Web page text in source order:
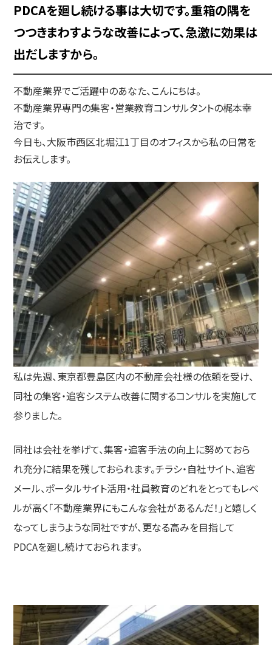
PDCAを廻し続ける事は大切です。重箱の隅を
つつきまわすような改善によって、急激に効果は
出だしますから。
不動産業界でご活躍中のあなた、こんにちは。
不動産業界専門の集客・営業教育コンサルタントの梶本幸
治です。
今日も、大阪市西区北堀江1丁目のオフィスから私の日常を
お伝えします。
私は先週、東京都豊島区内の不動産会社様の依頼を受け、
同社の集客・追客システム改善に関するコンサルを実施して
参りました。
同社は会社を挙げて、集客・追客手法の向上に努めておら
れ充分に結果を残しておられます。チラシ・自社サイト、追客
メール、ポータルサイト活用・社員教育のどれをとってもレベ
ルが高く「不動産業界にもこんな会社があるんだ！」と嬉しく
なってしまうような同社ですが、更なる高みを目指して
PDCAを廻し続けておられます。